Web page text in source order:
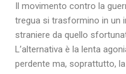
Il movimento contro la
tregua si trasformino in un
straniere da quello
L’alternativa è la lenta
perdente ma, soprattutto,